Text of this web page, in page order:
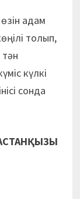
адам
толып,
күлкі
сонда